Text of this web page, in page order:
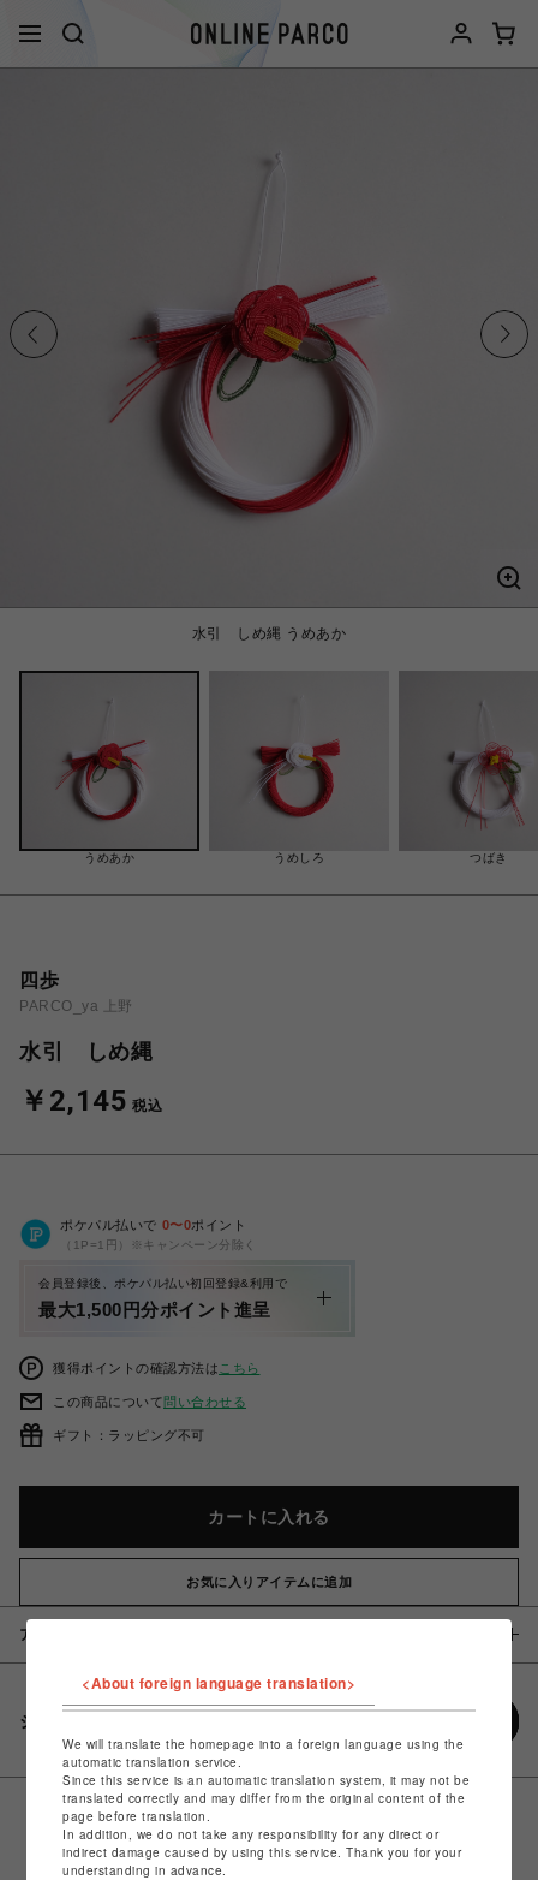
水引 しめ縄 うめあか
うめあか うめしろ つばき
四歩
PARCO_ya 上野
水引 しめ縄
￥2,145 税込
ポケパル払いで 0〜0ポイント
（1P=1円）※キャンペーン分除く
会員登録後、ポケパル払い初回登録&利用で
最大1,500円分ポイント進呈
獲得ポイントの確認方法は こちら
この商品について問い合わせる
ギフト：ラッピング不可
カートに入れる
お気に入りアイテムに追加
アイテム説明 / 素材
シェアする
<About foreign language translation>
We will translate the homepage into a foreign language using the
automatic translation service.
Since this service is an automatic translation system, it may not be
translated correctly and may differ from the original content of the
page before translation.
In addition, we do not take any responsibility for any direct or
indirect damage caused by using this service. Thank you for your
understanding in advance.